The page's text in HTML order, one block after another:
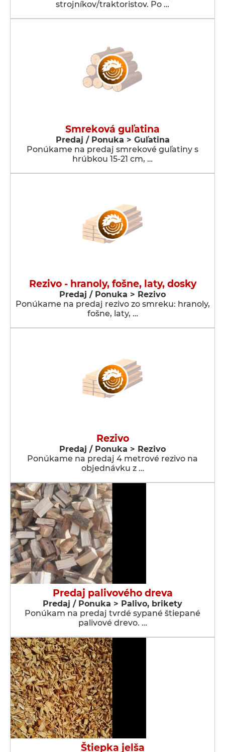
strojníkov/traktoristov. Po …
Smreková guľatina
Predaj / Ponuka > Guľatina
Ponúkame na predaj smrekové guľatiny s
hrúbkou 15-21 cm, …
Rezivo - hranoly, fošne, laty, dosky
Predaj / Ponuka > Rezivo
Ponúkame na predaj rezivo zo smreku: hranoly,
fošne, laty, …
Rezivo
Predaj / Ponuka > Rezivo
Ponúkame na predaj 4 metrové rezivo na
objednávku z …
Predaj palivového dreva
Predaj / Ponuka > Palivo, brikety
Ponúkam na predaj tvrdé sypané štiepané
palivové drevo. …
Štiepka jelša